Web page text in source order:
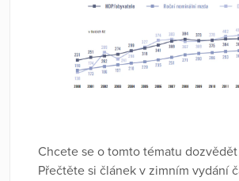
Chcete se o tomto tématu dozvědět
Přečtěte si článek v zimním vydání